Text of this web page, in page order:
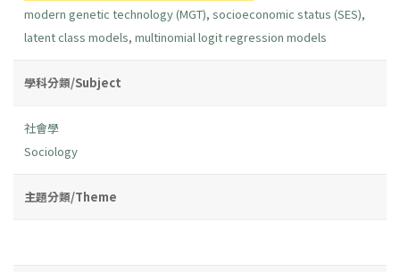
modern genetic technology (MGT), socioeconomic status (SES),
latent class models, multinomial logit regression models
學科分類/Subject
社會學
Sociology
主題分類/Theme